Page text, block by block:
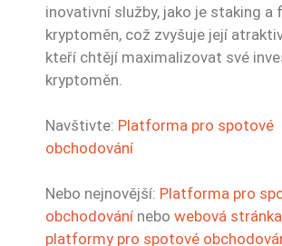
inovativní služby, jako je staking a
kryptoměn, což zvyšuje její
kteří chtějí maximalizovat své
kryptoměn.
Navštivte: Platforma pro spotové
obchodování
Nebo nejnovější: Platforma pro
obchodování nebo webová
platformy pro spotové